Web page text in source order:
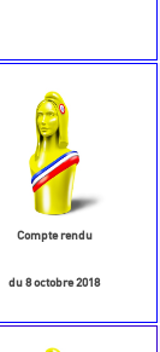
Compte rendu
du 8 octobre 2018